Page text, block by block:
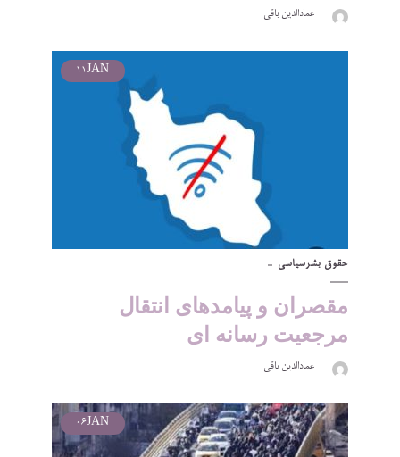
عمادالدین باقی
JAN
11
حقوق بشرسیاسی
مقصران و پیامدهای انتقال
مرجعیت رسانه ای
عمادالدین باقی
JAN
06